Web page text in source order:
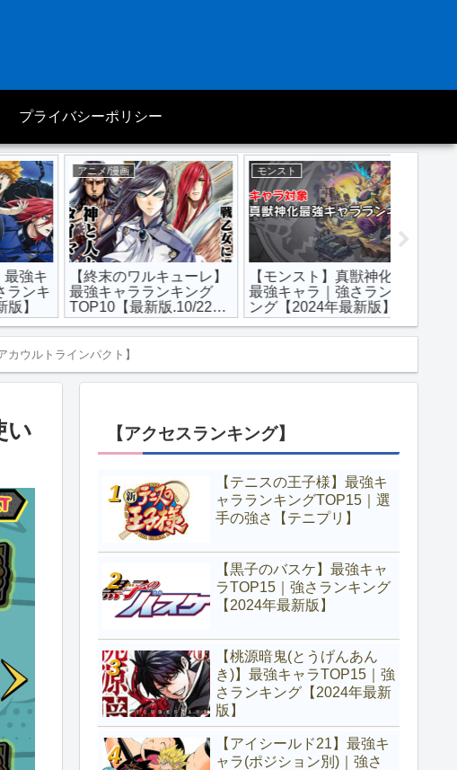
プライバシーポリシー
キ
キ
アニメ/漫画
【終末のワルキューレ】
最強キャラランキング
TOP10【最新版.10/22更
新】
モンスト
【モンスト】真獣神化の
最強キャラ｜強さランキ
ング【2024年最新版】
ウルトラインパクト】
い
【アクセスランキング】
【テニスの王子様】最強キ
ャラランキングTOP15｜選
手の強さ【テニプリ】
【黒子のバスケ】最強キャ
ラTOP15｜強さランキング
【2024年最新版】
【桃源暗鬼(とうげんあん
き)】最強キャラTOP15｜強
さランキング【2024年最新
版】
【アイシールド21】最強キ
ャラ(ポジション別)｜強さ